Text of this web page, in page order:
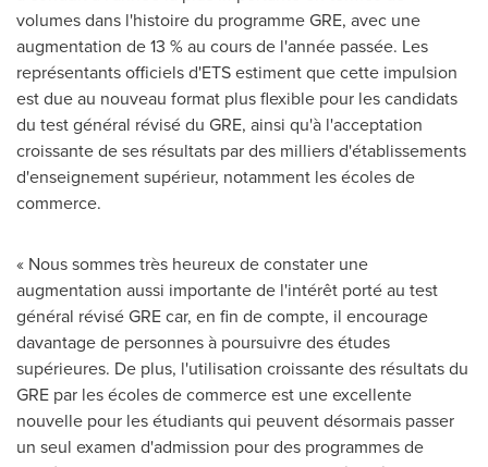
volumes dans l'histoire du programme GRE, avec une
augmentation de 13 % au cours de l'année passée. Les
représentants officiels d'ETS estiment que cette impulsion
est due au nouveau format plus flexible pour les candidats
du test général révisé du GRE, ainsi qu'à l'acceptation
croissante de ses résultats par des milliers d'établissements
d'enseignement supérieur, notamment les écoles de
commerce.
« Nous sommes très heureux de constater une
augmentation aussi importante de l'intérêt porté au test
général révisé GRE car, en fin de compte, il encourage
davantage de personnes à poursuivre des études
supérieures. De plus, l'utilisation croissante des résultats du
GRE par les écoles de commerce est une excellente
nouvelle pour les étudiants qui peuvent désormais passer
un seul examen d'admission pour des programmes de